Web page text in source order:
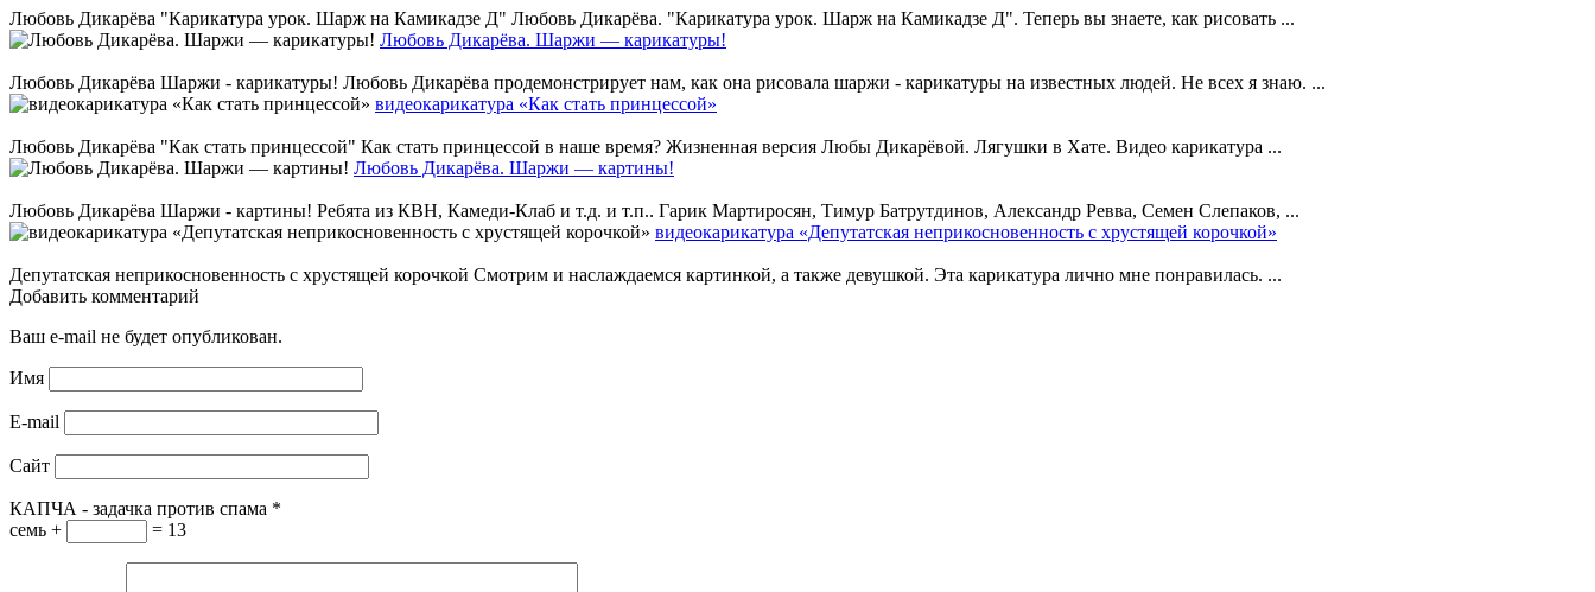
Любовь Дикарёва "Карикатура урок. Шарж на Камикадзе Д" Любовь Дикарёва. "Карикатура урок. Шарж на Камикадзе Д". Теперь вы знаете, как рисовать ...
Любовь Дикарёва. Шаржи — карикатуры!
Любовь Дикарёва Шаржи - карикатуры! Любовь Дикарёва продемонстрирует нам, как она рисовала шаржи - карикатуры на известных людей. Не всех я знаю. ...
видеокарикатура «Как стать принцессой»
Любовь Дикарёва "Как стать принцессой" Как стать принцессой в наше время? Жизненная версия Любы Дикарёвой. Лягушки в Хате. Видео карикатура ...
Любовь Дикарёва. Шаржи — картины!
Любовь Дикарёва Шаржи - картины! Ребята из КВН, Камеди-Клаб и т.д. и т.п.. Гарик Мартиросян, Тимур Батрутдинов, Александр Ревва, Семен Слепаков, ...
видеокарикатура «Депутатская неприкосновенность с хрустящей корочкой»
Депутатская неприкосновенность с хрустящей корочкой Смотрим и наслаждаемся картинкой, а также девушкой. Эта карикатура лично мне понравилась. ...
Добавить комментарий
Ваш e-mail не будет опубликован.
Имя
E-mail
Сайт
КАПЧА - задачка против спама *
семь +
= 13